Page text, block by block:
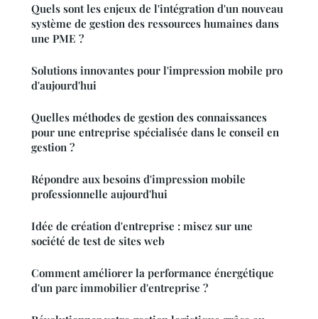
Quels sont les enjeux de l'intégration d'un nouveau
système de gestion des ressources humaines dans
une PME ?
Solutions innovantes pour l'impression mobile pro
d'aujourd'hui
Quelles méthodes de gestion des connaissances
pour une entreprise spécialisée dans le conseil en
gestion ?
Répondre aux besoins d'impression mobile
professionnelle aujourd'hui
Idée de création d'entreprise : misez sur une
société de test de sites web
Comment améliorer la performance énergétique
d'un parc immobilier d'entreprise ?